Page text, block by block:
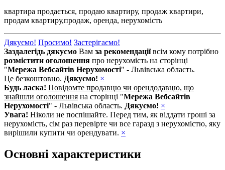
квартира продається, продаю квартиру, продаж квартири,
продам квартиру,продаж, оренда, нерухомість
Дякуємо! Просимо! Застерігаємо!
Заздалегідь дякуємо Вам за рекомендаціївсім кому потрібно
розмістити оголошення про нерухомість на сторінці
"Мережа Вебсайтів Нерухомості" - Львівська область.
Це безкоштовно. Дякуємо! ×
Будь ласка! Повідомте продавцю чи орендодавцю, що
знайшли оголошення на сторінці "Мережа Вебсайтів
Нерухомості" - Львівська область. Дякуємо! ×
Увага! Ніколи не поспішайте. Перед тим, як віддати гроші за
нерухомість, сім раз перевірте чи все гаразд з нерухомістю, яку
вирішили купити чи орендувати. ×
Основні характеристики